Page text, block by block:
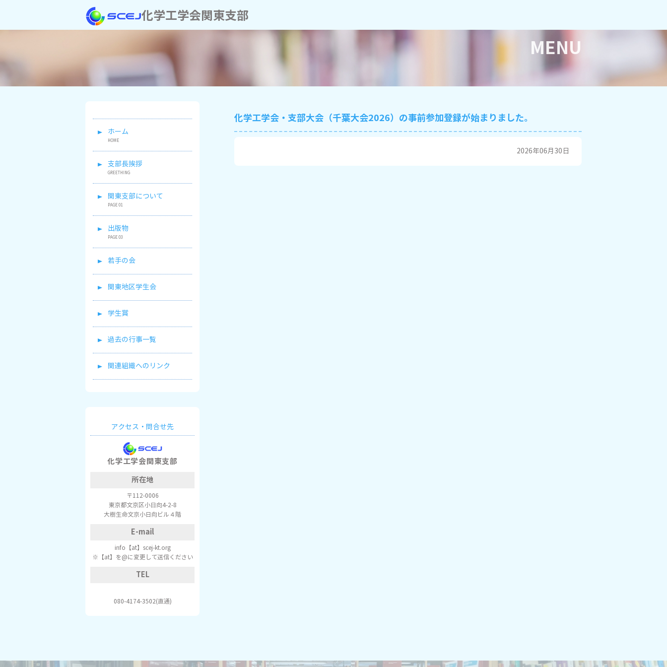
化学工学会関東支部
MENU
ホーム
支部長挨拶
関東支部について
出版物
若手の会
関東地区学生会
学生賞
過去の行事一覧
関連組織へのリンク
アクセス・問合せ先
化学工学会関東支部
所在地
〒112-0006
東京都文京区小日向4-2-8
大樹生命文京小日向ビル４階
E-mail
info【at】scej-kt.org
※【at】を@に変更して送信ください
TEL
080-4174-3502(直通)
化学工学会・支部大会（千葉大会2026）の事前参加登録が始まりました。
2026年06月30日